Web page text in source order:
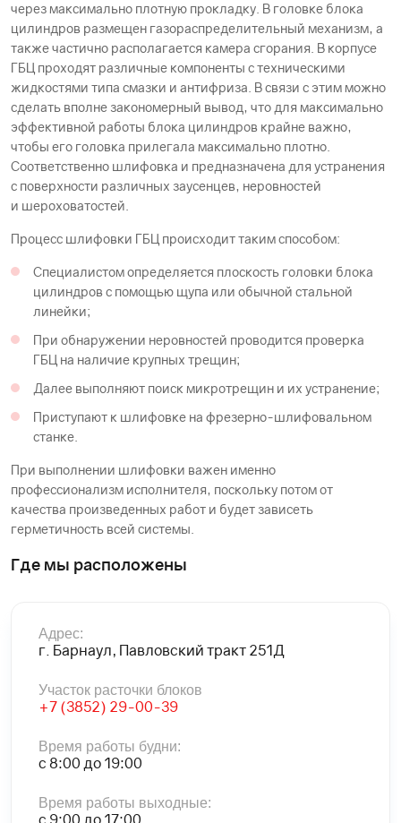
через максимально плотную прокладку. В головке блока
цилиндров размещен газораспределительный механизм, а
также частично располагается камера сгорания. В корпусе
ГБЦ проходят различные компоненты с техническими
жидкостями типа смазки и антифриза. В связи с этим можно
сделать вполне закономерный вывод, что для максимально
эффективной работы блока цилиндров крайне важно,
чтобы его головка прилегала максимально плотно.
Соответственно шлифовка и предназначена для устранения
с поверхности различных заусенцев, неровностей
и шероховатостей.
Процесс шлифовки ГБЦ происходит таким способом:
Специалистом определяется плоскость головки блока
цилиндров с помощью щупа или обычной стальной
линейки;
При обнаружении неровностей проводится проверка
ГБЦ на наличие крупных трещин;
Далее выполняют поиск микротрещин и их устранение;
Приступают к шлифовке на фрезерно-шлифовальном
станке.
При выполнении шлифовки важен именно
профессионализм исполнителя, поскольку потом от
качества произведенных работ и будет зависеть
герметичность всей системы.
Где мы расположены
Адрес:
г. Барнаул, Павловский тракт 251Д
Участок расточки блоков
+7 (3852) 29-00-39
Время работы будни:
с 8:00 до 19:00
Время работы выходные: